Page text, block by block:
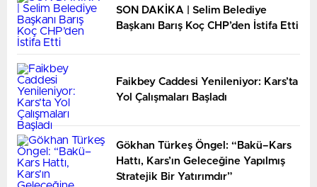
SON DAKİKA | Selim Belediye
Başkanı Barış Koç CHP’den İstifa Etti
Faikbey Caddesi Yenileniyor: Kars’ta
Yol Çalışmaları Başladı
Gökhan Türkeş Öngel: “Bakü–Kars
Hattı, Kars’ın Geleceğine Yapılmış
Stratejik Bir Yatırımdır”